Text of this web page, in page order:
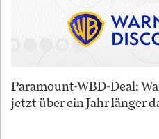
Paramount-WBD-Deal:
jetzt über ein Jahr länger